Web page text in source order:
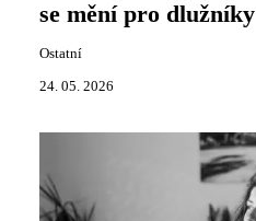
se mění pro dlužníky
Ostatní
24. 05. 2026